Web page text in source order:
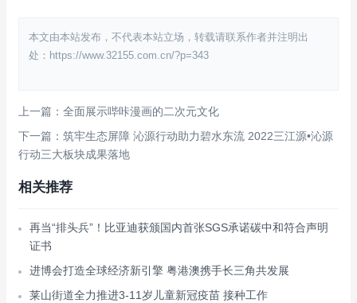
本文由本站发布，不代表本站立场，转载请联系作者并注明出
处：https://www.32155.com.cn/?p=343
上一篇：全面展示哔咔漫画的二次元文化
下一篇：筑牢生态屏障 沁源行动助力碧水东流 2022三江源•沁源
行动三大板块成果落地
相关推荐
再当“排头兵”！比亚迪获颁国内首张SGS承诺碳中和符合声明
证书
进博会打造全球经济新引擎 粤港澳携手长三角共发展
莱山街道全力推进3-11岁儿童新冠疫苗 接种工作